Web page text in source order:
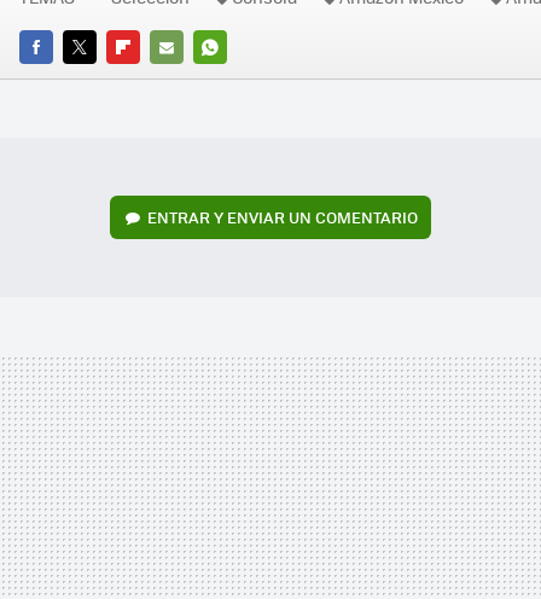
FACEBOOK
TWITTERFLIPBOARD
E-
WHATSAPP
ENTRAR Y ENVIAR UN COMENTARIO